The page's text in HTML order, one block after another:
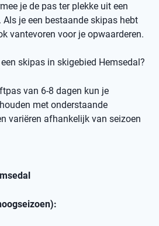
je de pas ter plekke uit een
je een bestaande skipas hebt
vantevoren voor je opwaarderen.
skipas in skigebied Hemsedal ?
van 6-8 dagen kun je
met onderstaande
variëren afhankelijk van seizoen